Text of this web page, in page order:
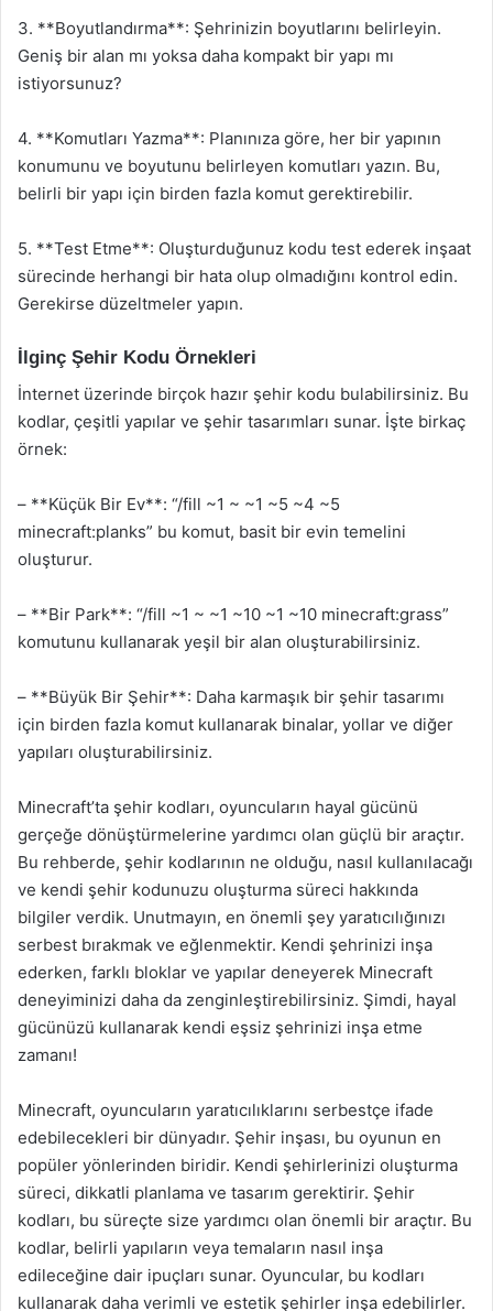
3. **Boyutlandırma**: Şehrinizin boyutlarını belirleyin.
Geniş bir alan mı yoksa daha kompakt bir yapı mı
istiyorsunuz?
4. **Komutları Yazma**: Planınıza göre, her bir yapının
konumunu ve boyutunu belirleyen komutları yazın. Bu,
belirli bir yapı için birden fazla komut gerektirebilir.
5. **Test Etme**: Oluşturduğunuz kodu test ederek inşaat
sürecinde herhangi bir hata olup olmadığını kontrol edin.
Gerekirse düzeltmeler yapın.
İlginç Şehir Kodu Örnekleri
İnternet üzerinde birçok hazır şehir kodu bulabilirsiniz. Bu
kodlar, çeşitli yapılar ve şehir tasarımları sunar. İşte birkaç
örnek:
– **Küçük Bir Ev**: “/fill ~1 ~ ~1 ~5 ~4 ~5
minecraft:planks” bu komut, basit bir evin temelini
oluşturur.
– **Bir Park**: “/fill ~1 ~ ~1 ~10 ~1 ~10 minecraft:grass”
komutunu kullanarak yeşil bir alan oluşturabilirsiniz.
– **Büyük Bir Şehir**: Daha karmaşık bir şehir tasarımı
için birden fazla komut kullanarak binalar, yollar ve diğer
yapıları oluşturabilirsiniz.
Minecraft’ta şehir kodları, oyuncuların hayal gücünü
gerçeğe dönüştürmelerine yardımcı olan güçlü bir araçtır.
Bu rehberde, şehir kodlarının ne olduğu, nasıl kullanılacağı
ve kendi şehir kodunuzu oluşturma süreci hakkında
bilgiler verdik. Unutmayın, en önemli şey yaratıcılığınızı
serbest bırakmak ve eğlenmektir. Kendi şehrinizi inşa
ederken, farklı bloklar ve yapılar deneyerek Minecraft
deneyiminizi daha da zenginleştirebilirsiniz. Şimdi, hayal
gücünüzü kullanarak kendi eşsiz şehrinizi inşa etme
zamanı!
Minecraft, oyuncuların yaratıcılıklarını serbestçe ifade
edebilecekleri bir dünyadır. Şehir inşası, bu oyunun en
popüler yönlerinden biridir. Kendi şehirlerinizi oluşturma
süreci, dikkatli planlama ve tasarım gerektirir. Şehir
kodları, bu süreçte size yardımcı olan önemli bir araçtır. Bu
kodlar, belirli yapıların veya temaların nasıl inşa
edileceğine dair ipuçları sunar. Oyuncular, bu kodları
kullanarak daha verimli ve estetik şehirler inşa edebilirler.